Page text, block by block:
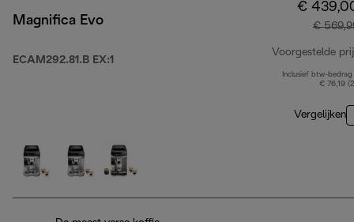
Magnifica Evo
ECAM292.81.B EX:1
€
€
Voorgestelde
Inclusief btw-bedrag
€ 76,19
Vergelijken